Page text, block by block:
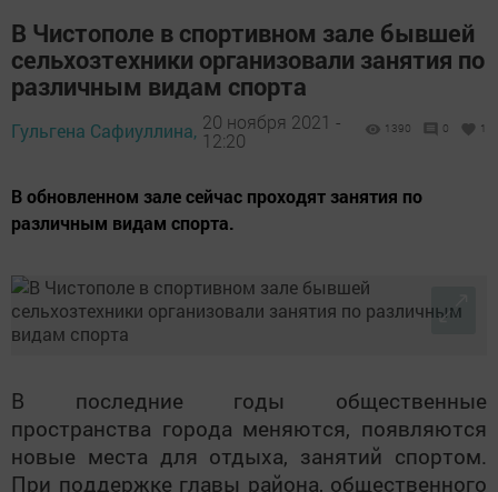
В Чистополе в спортивном зале бывшей
сельхозтехники организовали занятия по
различным видам спорта
Гульгена Сафиуллина, 20 ноября 2021 -
12:20
1390 0 1
В обновленном зале сейчас проходят занятия по
различным видам спорта.
В последние годы общественные
пространства города меняются, появляются
новые места для отдыха, занятий спортом.
При поддержке главы района, общественного